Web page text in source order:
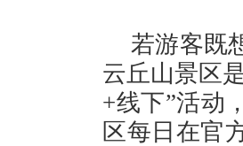
若游客既
云丘山景区
+线下”活动
区每日在官